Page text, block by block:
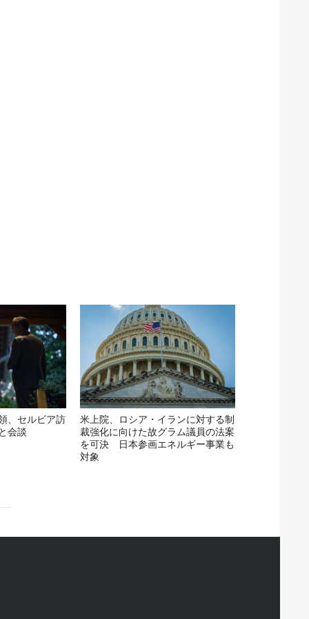
、セルビア訪
会談
米上院、ロシア・イランに対する制
裁強化に向けた故グラム議員の法案
を可決 日本参画エネルギー事業も
対象